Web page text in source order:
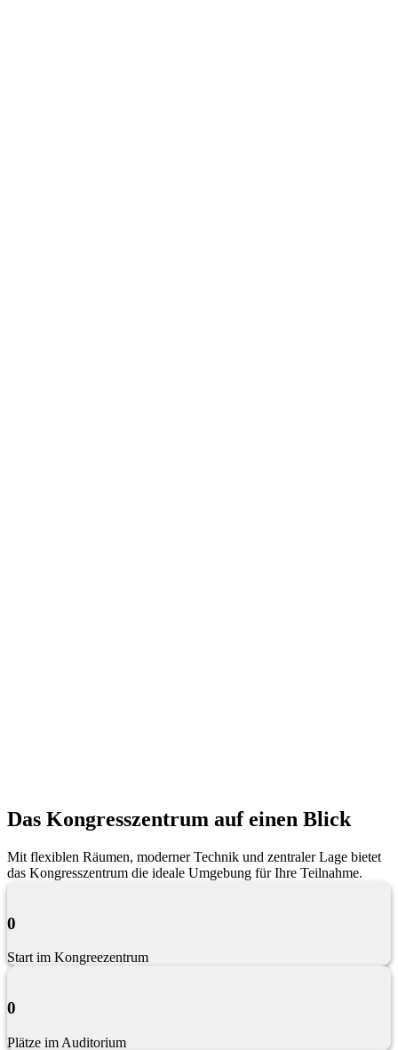
Das Kongresszentrum auf einen Blick
Mit flexiblen Räumen, moderner Technik und zentraler Lage bietet
das Kongresszentrum die ideale Umgebung für Ihre Teilnahme.
0
Start im Kongreezentrum
0
Plätze im Auditorium